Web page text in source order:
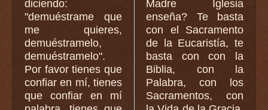
diciendo:
"demuéstrame que
me quieres,
demuéstramelo,
demuéstramelo".
Por favor tienes que
confiar en mí, tienes
que confiar en mí
Madre Iglesia
enseña? Te basta
con el Sacramento
de la Eucaristía, te
basta con con la
Biblia, con la
Palabra, con los
Sacramentos, con